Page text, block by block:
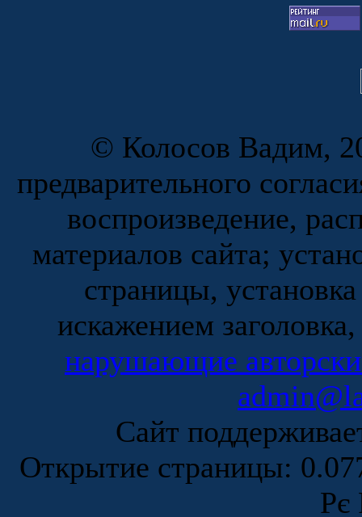
© Колосов Вадим,
предварительного
воспроизведение,
материалов сайта;
страницы,
искажением
нарушающие
Сайт
Открытие страницы:
Рє